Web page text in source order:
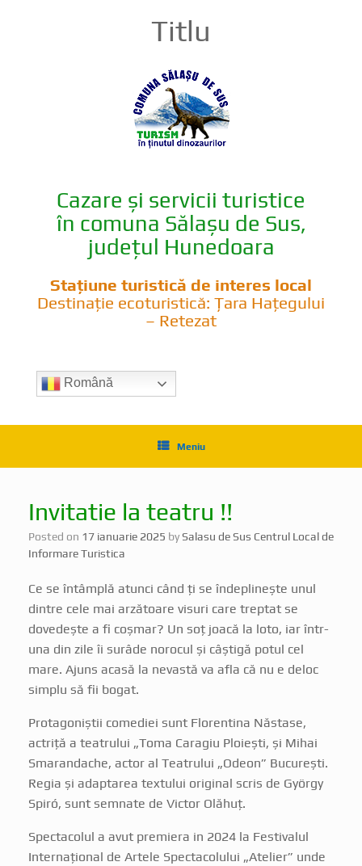
Titlu
Cazare și servicii turistice
în comuna Sălașu de Sus,
județul Hunedoara
Stațiune turistică de interes local
Destinație ecoturistică: Țara Hațegului
– Retezat
Română
Meniu
Invitatie la teatru !!
Posted on 17 ianuarie 2025 bySalasu de Sus Centrul Local de
Informare Turistica
Ce se întâmplă atunci când ți se îndeplinește unul
dintre cele mai arzătoare visuri care treptat se
dovedește a fi coșmar? Un soț joacă la loto, iar într-
una din zile îi surâde norocul și câștigă potul cel
mare. Ajuns acasă la nevastă va afla că nu e deloc
simplu să fii bogat.
Protagoniștii comediei sunt Florentina Năstase,
actriță a teatrului „Toma Caragiu Ploiești, și Mihai
Smarandache, actor al Teatrului „Odeon” București.
Regia și adaptarea textului original scris de György
Spiró, sunt semnate de Victor Olăhuț.
Spectacolul a avut premiera in 2024 la Festivalul
Internațional de Artele Spectacolului „Atelier” unde